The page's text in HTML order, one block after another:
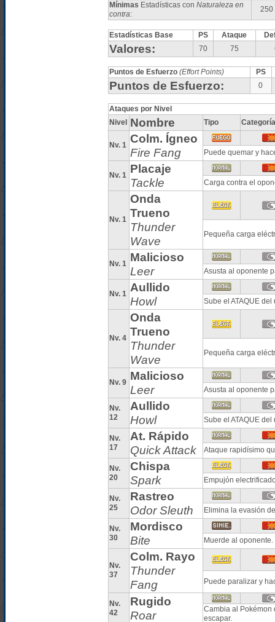
Mínimas Estadísticas con Naturaleza en
contra:
250
Estadísticas Base PS Ataque
Valores: 70 75
Puntos de Esfuerzo (Effort Points) PS
Puntos de Esfuerzo: 0
Ataques por Nivel
Nivel
Nombre Tipo Categoría
Nv. 1 Colm. Ígneo
Fire Fang
Puede quemar y
Nv. 1 Placaje
Tackle
Carga contra el
Nv. 1
Onda
Trueno
Thunder
Wave
Pequeña carga
Nv. 1 Malicioso
Leer
Asusta al oponente
Nv. 1 Aullido
Howl
Sube el ATAQUE del
Nv. 4
Onda
Trueno
Thunder
Wave
Pequeña carga
Nv. 9 Malicioso
Leer
Asusta al oponente
Nv.
12
Aullido
Howl
Sube el ATAQUE del
Nv.
17
At. Rápido
Quick Attack
Ataque rapidísimo
Nv.
20
Chispa
Spark
Empujón
Nv.
25
Rastreo
Odor Sleuth
Elimina la evasión
Nv.
30
Mordisco
Bite
Muerde al
Nv.
37
Colm. Rayo
Thunder
Fang
Puede paralizar y
Nv.
42
Rugido
Roar
Cambia al Pokémon
escapar.